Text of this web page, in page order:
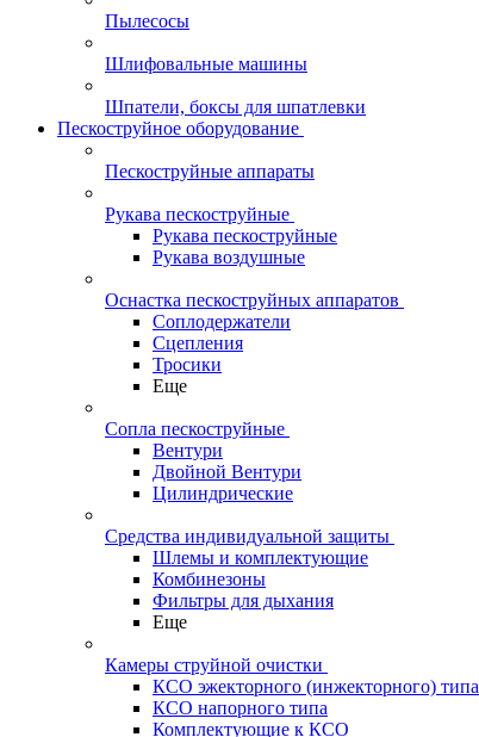
Пылесосы
Шлифовальные машины
Шпатели, боксы для шпатлевки
Пескоструйное оборудование
Пескоструйные аппараты
Рукава пескоструйные
Рукава пескоструйные
Рукава воздушные
Оснастка пескоструйных аппаратов
Соплодержатели
Сцепления
Тросики
Еще
Сопла пескоструйные
Вентури
Двойной Вентури
Цилиндрические
Средства индивидуальной защиты
Шлемы и комплектующие
Комбинезоны
Фильтры для дыхания
Еще
Камеры струйной очистки
КСО эжекторного (инжекторного) типа
КСО напорного типа
Комплектующие к КСО